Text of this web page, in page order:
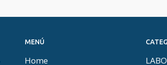
MENÚ
Home